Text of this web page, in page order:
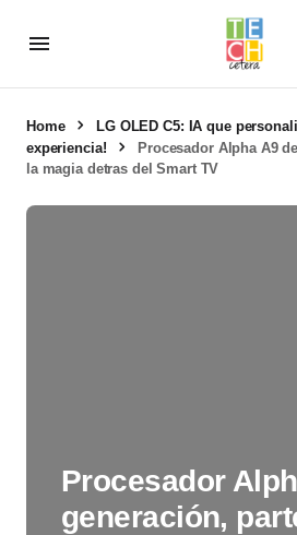
Home
LG OLED C5: IA que
experiencia!
Procesador Alpha A9
la magia detras del Smart TV
Procesador
generación,